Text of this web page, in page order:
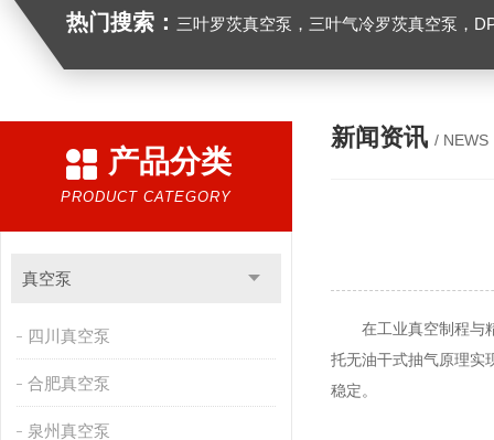
热门搜索： 三叶罗茨真空泵，三叶气冷罗茨真空泵，
产品分类
PRODUCT CATEGORY
真空泵
四川真空泵
合肥真空泵
泉州真空泵
新闻资讯 / NEWS
在工业真空制程与精
托无油干式抽气原理实
稳定。